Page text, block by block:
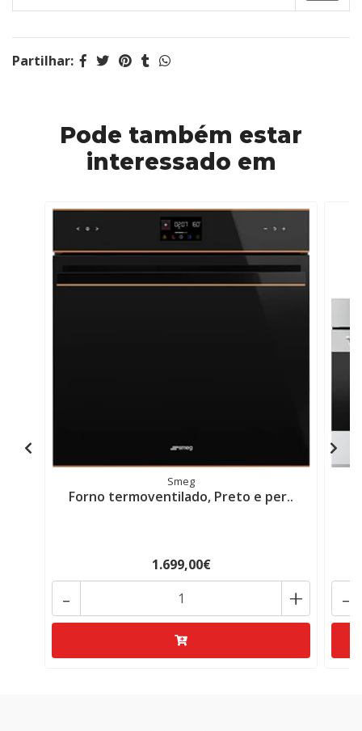
Partilhar:
Pode também estar
interessado em
Smeg
Forno termoventilado, Preto e per..
1.699,00€
+
- -